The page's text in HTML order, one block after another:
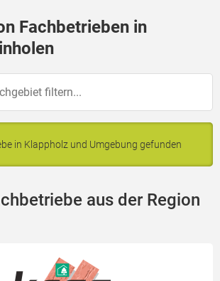
Fachbetrieben in
in Klappholz und Umgebung gefunden
aus der Region